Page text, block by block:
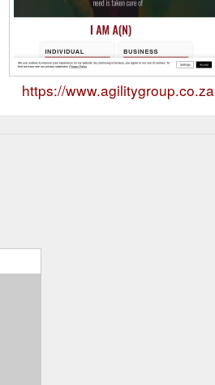
https://www.agilitygroup.co.za